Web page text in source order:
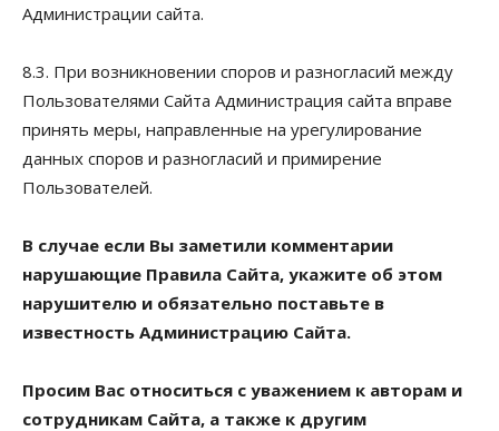
Администрации сайта.
8.3. При возникновении споров и разногласий между
Пользователями Сайта Администрация сайта вправе
принять меры, направленные на урегулирование
данных споров и разногласий и примирение
Пользователей.
В случае если Вы заметили комментарии
нарушающие Правила Сайта, укажите об этом
нарушителю и обязательно поставьте в
известность Администрацию Сайта.
Просим Вас относиться с уважением к авторам и
сотрудникам Сайта, а также к другим